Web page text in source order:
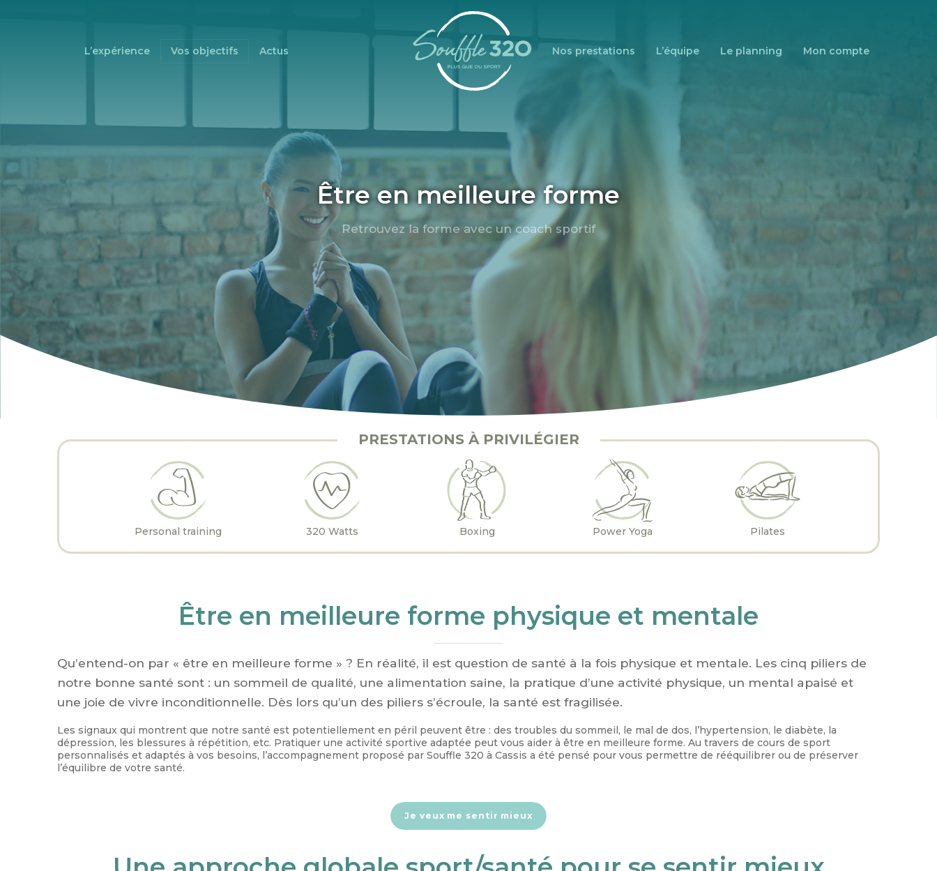
L’expérience Vos objectifs Actus Nos prestations L’équipe Le planning Mon compte
Être en meilleure forme
Retrouvez la forme avec un coach sportif
Personal training 320 Watts Boxing Power Yoga Pilates
PRESTATIONS À PRIVILÉGIER
Être en meilleure forme physique et mentale
Qu’entend-on par « être en meilleure forme » ? En réalité, il est question de santé à la fois physique et mentale. Les cinq piliers de
notre bonne santé sont : un sommeil de qualité, une alimentation saine, la pratique d’une activité physique, un mental apaisé et
une joie de vivre inconditionnelle. Dès lors qu’un des piliers s’écroule, la santé est fragilisée.
Les signaux qui montrent que notre santé est potentiellement en péril peuvent être : des troubles du sommeil, le mal de dos, l’hypertension, le diabète, la
dépression, les blessures à répétition, etc. Pratiquer une activité sportive adaptée peut vous aider à être en meilleure forme. Au travers de cours de sport
personnalisés et adaptés à vos besoins, l’accompagnement proposé par Souffle 320 à Cassis a été pensé pour vous permettre de rééquilibrer ou de préserver
l’équilibre de votre santé.
Je veux me sentir mieux